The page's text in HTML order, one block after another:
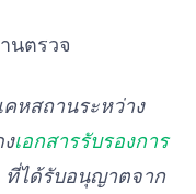
นตรวจ
หสถานระหว่าง
เอกสารรับรองการ
ที่ได้รับอนุญาตจาก